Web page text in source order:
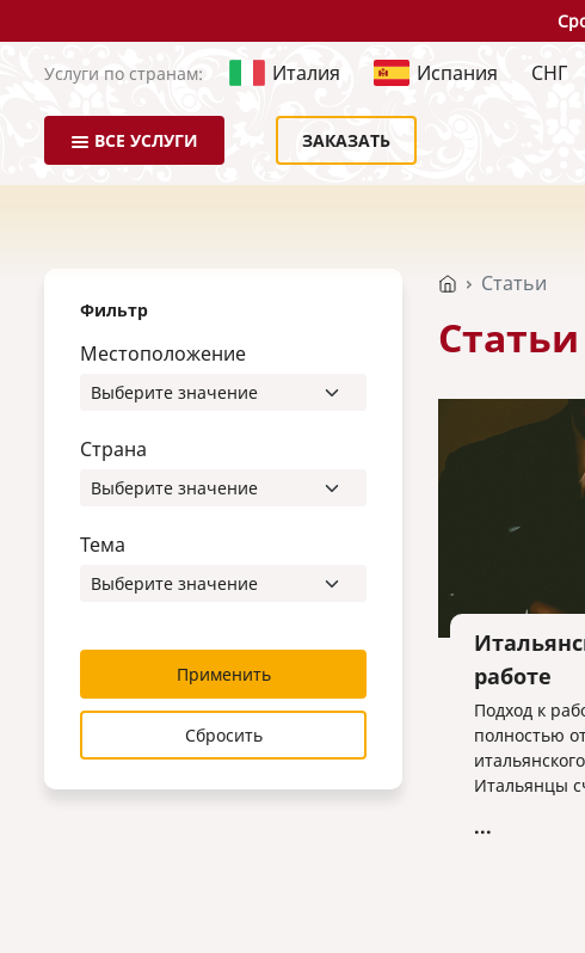
Услуги по странам: Италия Испания СНГ
ВСЕ УСЛУГИ ЗАКАЗАТЬ
Фильтр
Местоположение
Страна
Тема
Применить
Сбросить
Статьи
Статьи
работе
Подход к
полностью
Итальянцы
контракт и
...